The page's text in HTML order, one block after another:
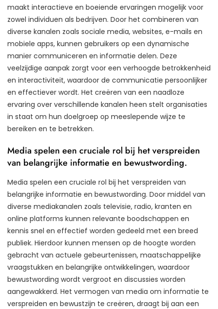
maakt interactieve en boeiende ervaringen mogelijk voor
zowel individuen als bedrijven. Door het combineren van
diverse kanalen zoals sociale media, websites, e-mails en
mobiele apps, kunnen gebruikers op een dynamische
manier communiceren en informatie delen. Deze
veelzijdige aanpak zorgt voor een verhoogde betrokkenheid
en interactiviteit, waardoor de communicatie persoonlijker
en effectiever wordt. Het creëren van een naadloze
ervaring over verschillende kanalen heen stelt organisaties
in staat om hun doelgroep op meeslepende wijze te
bereiken en te betrekken.
Media spelen een cruciale rol bij het verspreiden
van belangrijke informatie en bewustwording.
Media spelen een cruciale rol bij het verspreiden van
belangrijke informatie en bewustwording. Door middel van
diverse mediakanalen zoals televisie, radio, kranten en
online platforms kunnen relevante boodschappen en
kennis snel en effectief worden gedeeld met een breed
publiek. Hierdoor kunnen mensen op de hoogte worden
gebracht van actuele gebeurtenissen, maatschappelijke
vraagstukken en belangrijke ontwikkelingen, waardoor
bewustwording wordt vergroot en discussies worden
aangewakkerd. Het vermogen van media om informatie te
verspreiden en bewustzijn te creëren, draagt bij aan een